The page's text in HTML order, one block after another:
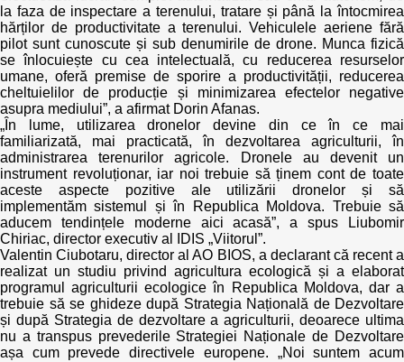
la faza de inspectare a terenului, tratare și până la întocmirea
hărților de productivitate a terenului. Vehiculele aeriene fără
pilot sunt cunoscute și sub denumirile de drone. Munca fizică
se înlocuiește cu cea intelectuală, cu reducerea resurselor
umane, oferă premise de sporire a productivității, reducerea
cheltuielilor de producție și minimizarea efectelor negative
asupra mediului”, a afirmat Dorin Afanas.
„În lume, utilizarea dronelor devine din ce în ce mai
familiarizată, mai practicată, în dezvoltarea agriculturii, în
administrarea terenurilor agricole. Dronele au devenit un
instrument revoluționar, iar noi trebuie să ținem cont de toate
aceste aspecte pozitive ale utilizării dronelor și să
implementăm sistemul și în Republica Moldova. Trebuie să
aducem tendințele moderne aici acasă”, a spus Liubomir
Chiriac, director executiv al IDIS „Viitorul”.
Valentin Ciubotaru, director al AO BIOS, a declarant că recent a
realizat un studiu privind agricultura ecologică și a elaborat
programul agriculturii ecologice în Republica Moldova, dar a
trebuie să se ghideze după Strategia Națională de Dezvoltare
și după Strategia de dezvoltare a agriculturii, deoarece ultima
nu a transpus prevederile Strategiei Naționale de Dezvoltare
așa cum prevede directivele europene. „Noi suntem acum